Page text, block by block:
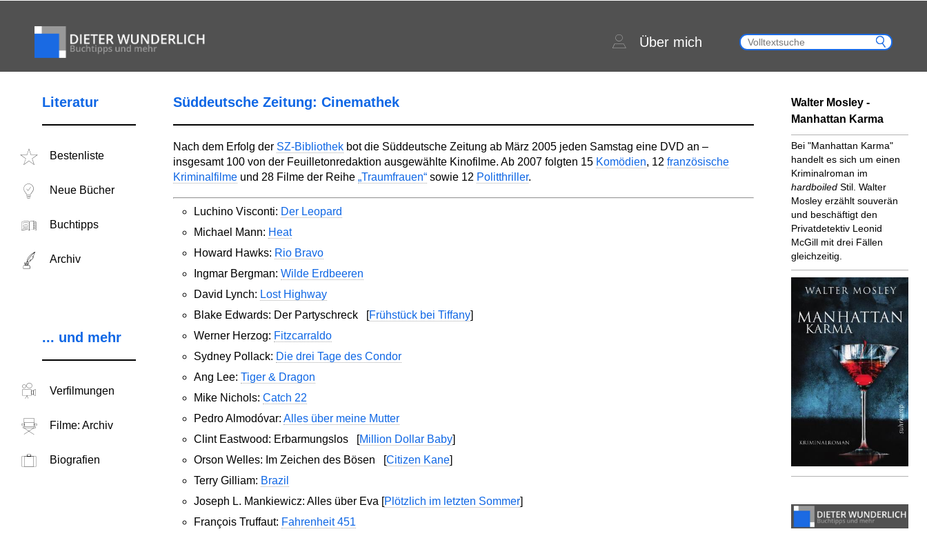
Über mich
Literatur
Bestenliste
Neue Bücher
Buchtipps
Archiv
... und mehr
Verfilmungen
Filme: Archiv
Biografien
Süddeutsche Zeitung: Cinemathek
Nach dem Erfolg der SZ-Bibliothekbot die Süddeutsche Zeitung ab März 2005 jeden Samstag eine DVD an –
insgesamt 100 von der Feuilletonredaktion ausgewählte Kinofilme. Ab 2007 folgten 15 Komödien, 12 französische
Kriminalfilmeund 28 Filme der Reihe „Traumfrauen“sowie 12 Politthriller.
Luchino Visconti: Der Leopard
Michael Mann: Heat
Howard Hawks: Rio Bravo
Ingmar Bergman: Wilde Erdbeeren
David Lynch: Lost Highway
Blake Edwards: Der Partyschreck
[Frühstück bei Tiffany]
Werner Herzog: Fitzcarraldo
Sydney Pollack: Die drei Tage des Condor
Ang Lee: Tiger & Dragon
Mike Nichols: Catch 22
Pedro Almodóvar: Alles über meine Mutter
Clint Eastwood: Erbarmungslos
[Million Dollar Baby]
Orson Welles: Im Zeichen des Bösen
[Citizen Kane]
Terry Gilliam: Brazil
Joseph L. Mankiewicz: Alles über Eva [Plötzlich im letzten Sommer]
François Truffaut: Fahrenheit 451
Walter Mosley -
Manhattan Karma
Bei "Manhattan Karma"
handelt es sich um einen
Kriminalroman im
hardboiledStil. Walter
Mosley erzählt souverän
und beschäftigt den
Privatdetektiv Leonid
McGill mit drei Fällen
gleichzeitig.